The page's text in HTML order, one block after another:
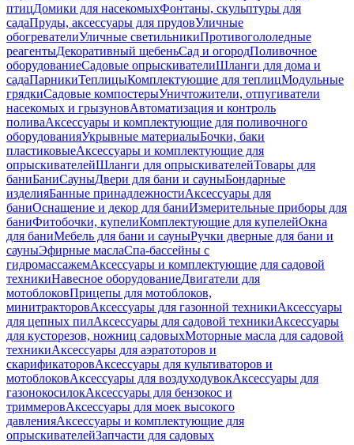
птицДомики для насекомыхФонтаны, скульптуры для
садаПруды, аксессуары для прудовУличные
обогревателиУличные светильникиПротивогололедные
реагентыДекоративный щебеньСад и огородПоливочное
оборудованиеСадовые опрыскивателиШланги для дома и
садаПарникиТеплицыКомплектующие для теплицМодульные
грядкиСадовые компостерыУничтожители, отпугиватели
насекомых и грызуновАвтоматизация и контроль
поливаАксессуары и комплектующие для поливочного
оборудованияУкрывные материалыБочки, баки
пластиковыеАксессуары и комплектующие для
опрыскивателейШланги для опрыскивателейТовары для
баниБаниСауныДвери для бани и сауныБондарные
изделияБанные принадлежностиАксессуары для
баниОснащение и декор для баниИзмерительные приборы для
баниФитобочки, купелиКомплектующие для купелейОкна
для баниМебель для бани и сауныРучки дверные для бани и
сауныЭфирные маслаСпа-бассейны с
гидромассажемАксессуары и комплектующие для садовой
техникиНавесное оборудованиеДвигатели для
мотоблоковПрицепы для мотоблоков,
минитракторовАксессуары для газонной техникиАксессуары
для цепных пилАксессуары для садовой техникиАксессуары
для кусторезов, ножниц садовыхМоторные масла для садовой
техникиАксессуары для аэратоторов и
скарификаторовАксессуары для культиваторов и
мотоблоковАксессуары для воздуходувокАксессуары для
газонокосилокАксессуары для бензокос и
триммеровАксессуары для моек высокого
давленияАксессуары и комплектующие для
опрыскивателейЗапчасти для садовых